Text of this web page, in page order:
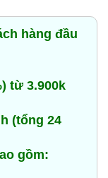
hàng đầu
từ 3.900k
(tổng 24
gồm: